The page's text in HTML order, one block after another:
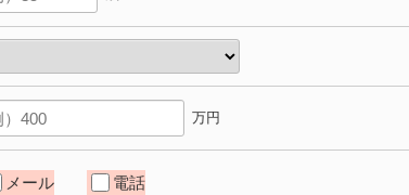
万円
メール 電話